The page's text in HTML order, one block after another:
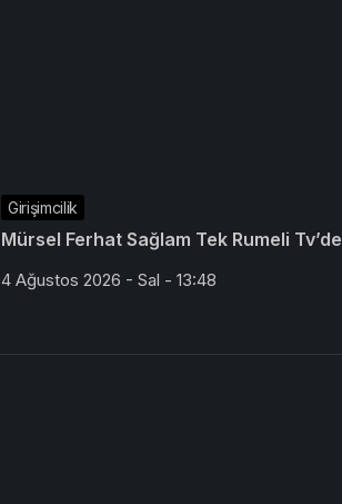
Girişimcilik
Mürsel Ferhat Sağlam Tek Rumeli
4 Ağustos 2026 - Sal - 13:48